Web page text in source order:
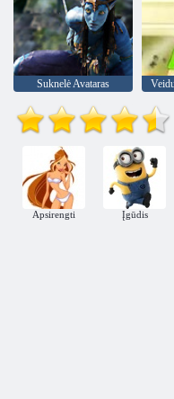
Suknelė Avataras
Apsirengti Įgūdis